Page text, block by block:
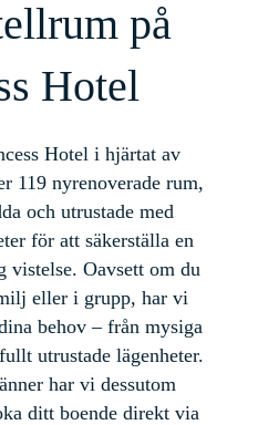
på
Hotel
Hotel i hjärtat av
119 nyrenoverade rum,
och utrustade med
för att säkerställa en
vistelse. Oavsett om du
eller i grupp, har vi
behov – från mysiga
utrustade lägenheter.
har vi dessutom
ditt boende direkt via